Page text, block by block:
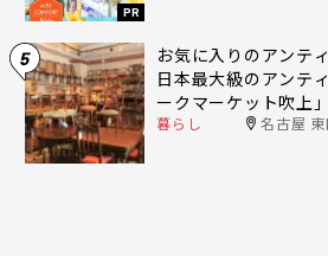
PR
5
お気に入りのアンテ
日本最大級のアンテ
ークマーケット吹上」
暮らし 名古屋